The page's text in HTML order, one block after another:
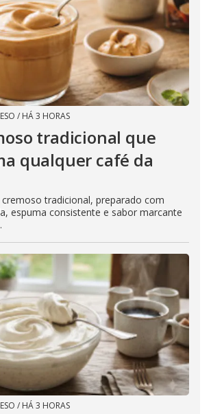
/ HÁ 3 HORAS
tradicional que
qualquer café da
tradicional, preparado com
espuma consistente e sabor marcante
/ HÁ 3 HORAS